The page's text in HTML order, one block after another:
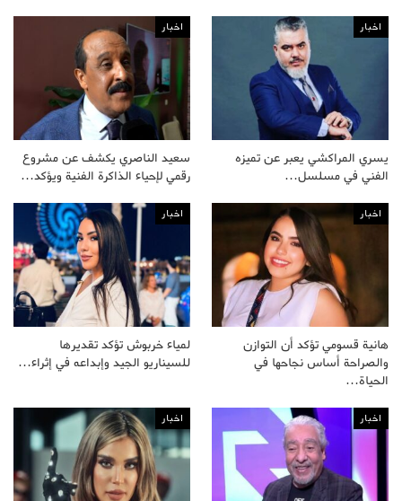
اخبار
يسري المراكشي يعبر عن تميزه
الفني في مسلسل…
اخبار
سعيد الناصري يكشف عن مشروع
رقمي لإحياء الذاكرة الفنية ويؤكد…
اخبار
هانية قسومي تؤكد أن التوازن
والصراحة أساس نجاحها في
الحياة…
اخبار
لمياء خربوش تؤكد تقديرها
للسيناريو الجيد وإبداعه في إثراء…
اخبار اخبار